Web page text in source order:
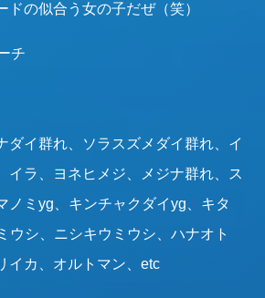
ドの似合う女の子だぜ（笑）
チ
ダイ群れ、ソラスズメダイ群れ、イ
イラ、ヨネヒメジ、メジナ群れ、ス
ノミyg、キンチャクダイyg、キタ
ウシ、ニシキウミウシ、ハナオト
イカ、オルトマン、etc